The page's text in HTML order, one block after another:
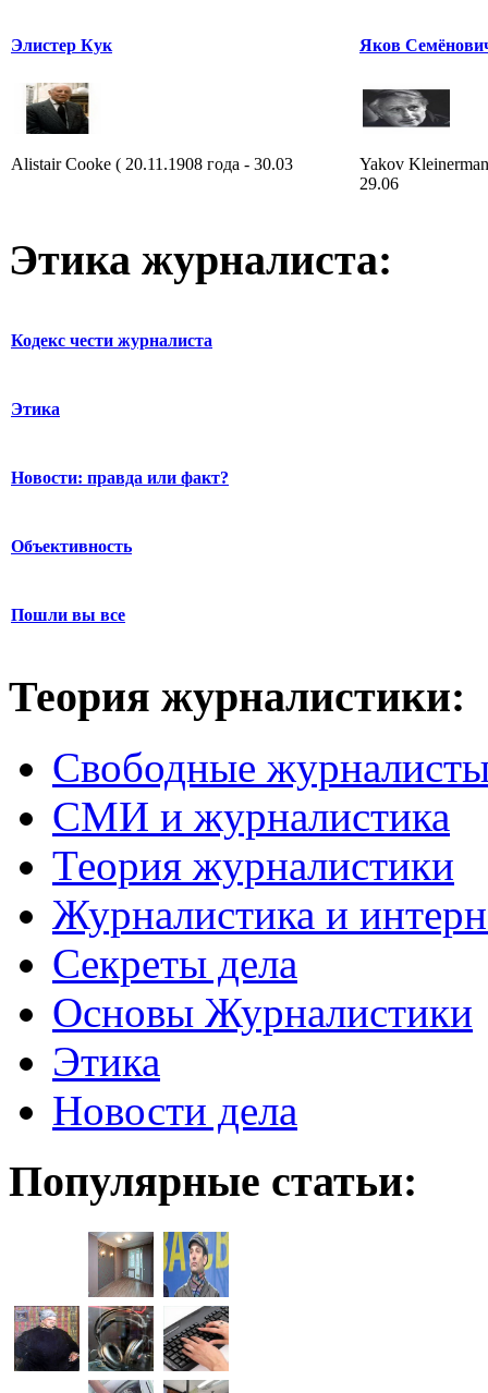
Элистер Кук
Alistair Cooke ( 20.11.1908 года - 30.03
Яков
Yakov
29.06
Этика журналиста:
Кодекс чести журналиста
Этика
Новости: правда или факт?
Объективность
Пошли вы все
Теория журналистики:
Свободные
СМИ и журналистика
Теория журналистики
Журналистика и
Секреты дела
Основы Журналистики
Этика
Новости дела
Популярные статьи: